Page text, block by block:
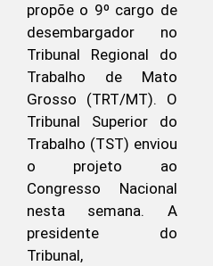
propõe o 9º cargo de
desembargador no
Tribunal Regional do
Trabalho de Mato
Grosso (TRT/MT). O
Tribunal Superior do
Trabalho (TST) enviou
o projeto ao
Congresso Nacional
nesta semana. A
presidente do
Tribunal,